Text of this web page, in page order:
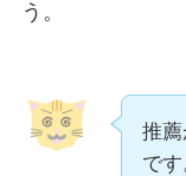
う。
推
です